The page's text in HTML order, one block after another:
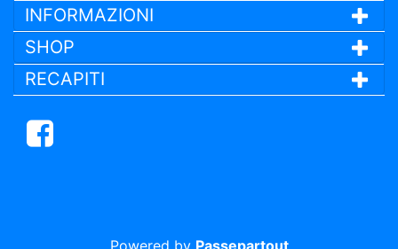
INFORMAZIONI
SHOP
RECAPITI
Facebook
Powered by Passepartout